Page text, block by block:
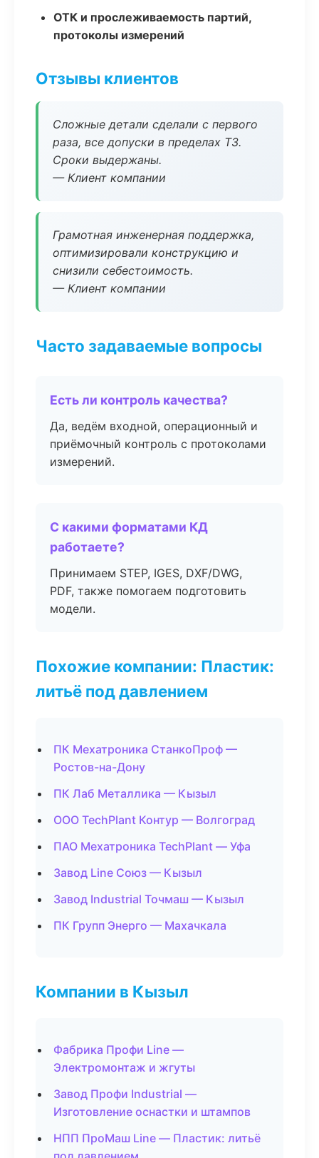
ОТК и прослеживаемость партий,
протоколы измерений
Отзывы клиентов
Сложные детали сделали с первого
раза, все допуски в пределах ТЗ.
Сроки выдержаны.
— Клиент компании
Грамотная инженерная поддержка,
оптимизировали конструкцию и
снизили себестоимость.
— Клиент компании
Часто задаваемые вопросы
Есть ли контроль качества?
Да, ведём входной, операционный и
приёмочный контроль с протоколами
измерений.
С какими форматами КД
работаете?
Принимаем STEP, IGES, DXF/DWG,
PDF, также помогаем подготовить
модели.
Похожие компании: Пластик:
литьё под давлением
ПК Мехатроника СтанкоПроф —
Ростов-на-Дону
ПК Лаб Металлика — Кызыл
ООО TechPlant Контур — Волгоград
ПАО Мехатроника TechPlant — Уфа
Завод Line Союз — Кызыл
Завод Industrial Точмаш — Кызыл
ПК Групп Энерго — Махачкала
Компании в Кызыл
Фабрика Профи Line —
Электромонтаж и жгуты
Завод Профи Industrial —
Изготовление оснастки и штампов
НПП ПроМаш Line — Пластик: литьё